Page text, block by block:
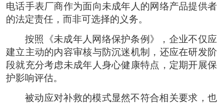
电话手表厂商作为面向未成年人的网络产品提供者
的法定责任，而非可选择的义务。
按照《未成年人网络保护条例》，企业不仅应
建立主动的内容审核与防沉迷机制，还应在研发阶
段就充分考虑未成年人身心健康特点，定期开展保
护影响评估。
被动应对补救的模式显然不符合相关要求，也